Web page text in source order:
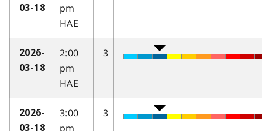
03-18
pm
HAE
2026-
03-18
2:00
pm
HAE
3
2026-
03-18
3:00
pm
3